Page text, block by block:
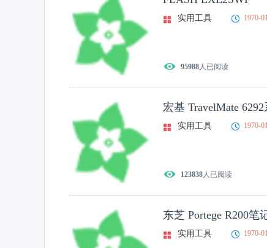
实用工具 1970-
95988人已阅读
宏基 TravelMate
实用工具 1970-
123838人已阅读
东芝 Portege R200
实用工具 1970-